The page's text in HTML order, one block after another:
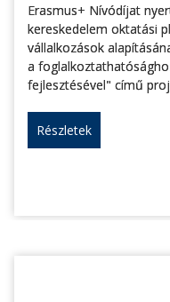
Erasmus+ Nívódíjat
kereskedelem oktatási
vállalkozások
a
fejlesztésével" című
Részletek